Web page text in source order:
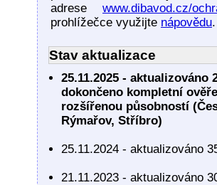
adrese www.dibavod.cz/
prohlížečce využijte nápovědu.
Stav aktualizace
25.11.2025 - aktualizováno
dokončeno kompletní
rozšířenou působností
Rýmařov, Stříbro)
25.11.2024 - aktualizováno
21.11.2023 - aktualizováno